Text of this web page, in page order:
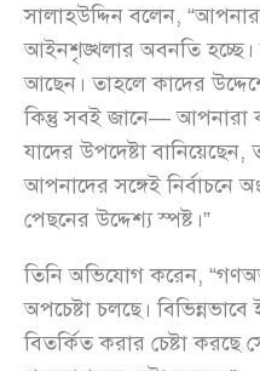
সালাহউদ্দিন বলেন,
আইনশৃঙ্খলার অবনতি
আছেন। তাহলে কাদের
কিন্তু সবই জানে— আপনারা
যাদের উপদেষ্টা
আপনাদের সঙ্গেই নির্বাচনে
পেছনের উদ্দেশ্য স্পষ্ট।”
তিনি অভিযোগ করেন,
অপচেষ্টা চলছে।
বিতর্কিত করার চেষ্টা করছে